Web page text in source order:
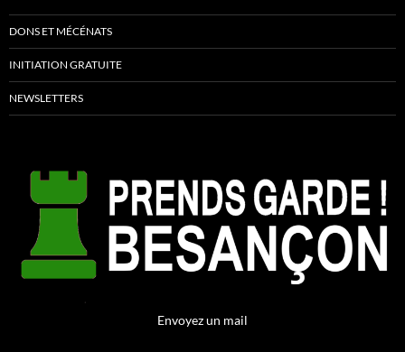
DONS ET MÉCÉNATS
INITIATION GRATUITE
NEWSLETTERS
Envoyez un mail